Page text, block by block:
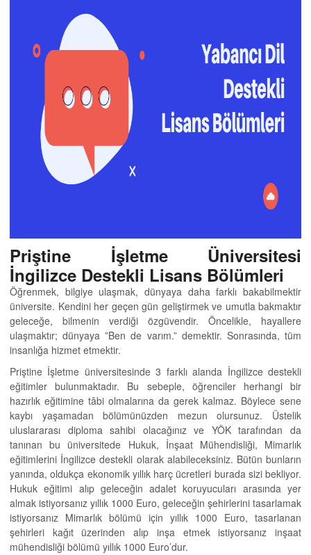
Priştine İşletme Üniversitesi
İngilizce Destekli Lisans Bölümleri
Öğrenmek, bilgiye ulaşmak, dünyaya daha farklı bakabilmektir
üniversite. Kendini her geçen gün geliştirmek ve umutla bakmaktır
geleceğe, bilmenin verdiği özgüvendir. Öncelikle, hayallere
ulaşmaktır; dünyaya ”Ben de varım.” demektir. Sonrasında, tüm
insanlığa hizmet etmektir.
Priştine İşletme üniversitesinde 3 farklı alanda İngilizce destekli
eğitimler bulunmaktadır. Bu sebeple, öğrenciler herhangi bir
hazırlık eğitimine tâbi olmalarına da gerek kalmaz. Böylece sene
kaybı yaşamadan bölümünüzden mezun olursunuz. Üstelik
uluslararası diploma sahibi olacağınız ve YÖK tarafından da
tanınan bu üniversitede Hukuk, İnşaat Mühendisliği, Mimarlık
eğitimlerini İngilizce destekli olarak alabileceksiniz. Bütün bunların
yanında, oldukça ekonomik yıllık harç ücretleri burada sizi bekliyor.
Hukuk eğitimi alıp geleceğin adalet koruyucuları arasında yer
almak istiyorsanız yıllık 1000 Euro, geleceğin şehirlerini tasarlamak
istiyorsanız Mimarlık bölümü için yıllık 1000 Euro, tasarlanan
şehirleri kağıt üzerinden alıp inşa etmek istiyorsanız inşaat
mühendisliği bölümü yıllık 1000 Euro’dur.